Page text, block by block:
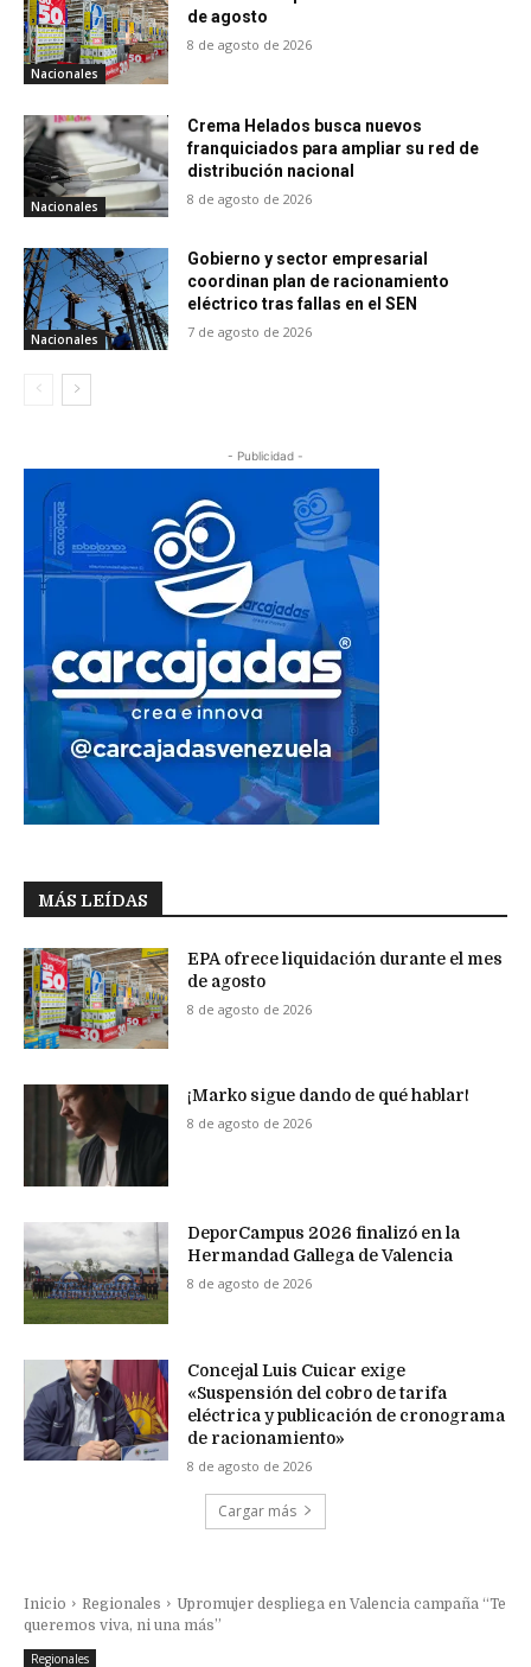
Nacionales
de agosto
8 de agosto de 2026
Nacionales
Crema Helados busca nuevos
franquiciados para ampliar su red de
distribución nacional
8 de agosto de 2026
Nacionales
Gobierno y sector empresarial
coordinan plan de racionamiento
eléctrico tras fallas en el SEN
7 de agosto de 2026
- Publicidad -
MÁS LEÍDAS
EPA ofrece liquidación durante el mes
de agosto
8 de agosto de 2026
¡Marko sigue dando de qué hablar!
8 de agosto de 2026
DeporCampus 2026 finalizó en la
Hermandad Gallega de Valencia
8 de agosto de 2026
Concejal Luis Cuicar exige
«Suspensión del cobro de tarifa
eléctrica y publicación de cronograma
de racionamiento»
8 de agosto de 2026
Cargar más